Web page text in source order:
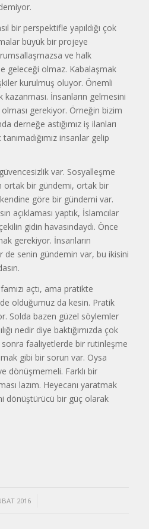
bir perspektifle yapıldığı çok
büyük bir projeye
ve halk
geleceği olmaz. Kabalaşmak
kurulmuş oluyor. Önemli
kazanması. İnsanların gelmesini
gerekiyor. Örneğin bizim
derneğe astığımız iş ilanları
insanlar gelip
var. Sosyalleşme
ortak bir gündemi, ortak bir
göre bir gündemi var.
açıklaması yaptık, İslamcılar
gidin havasındaydı. Önce
gerekiyor. İnsanların
de senin gündemin var, bu ikisini
açtı, ama pratikte
olduğumuz da kesin. Pratik
Solda bazen güzel söylemler
nedir diye baktığımızda çok
faaliyetlerde bir rutinleşme
gibi bir sorun var. Oysa
dönüşmemeli. Farklı bir
lazım. Heyecanı yaratmak
dönüştürücü bir güç olarak
2016